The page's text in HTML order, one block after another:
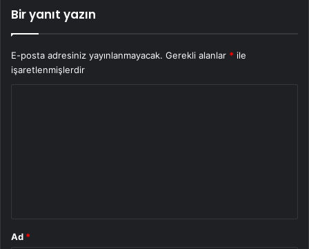
Bir yanıt yazın
E-posta adresiniz yayınlanmayacak. Gerekli alanlar * ile
işaretlenmişlerdir
Ad *